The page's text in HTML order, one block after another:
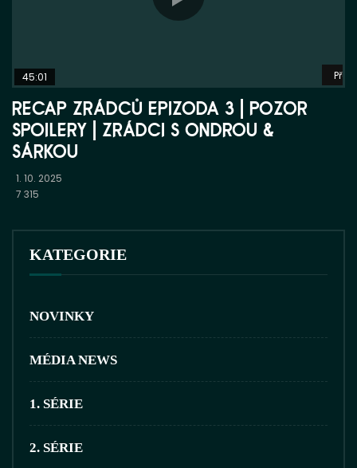
45:01
RECAP ZRÁDCŮ EPIZODA 3 | POZOR
SPOILERY | ZRÁDCI S ONDROU &
SÁRKOU
1. 10. 2025
7 315
KATEGORIE
NOVINKY
MÉDIA NEWS
1. SÉRIE
2. SÉRIE